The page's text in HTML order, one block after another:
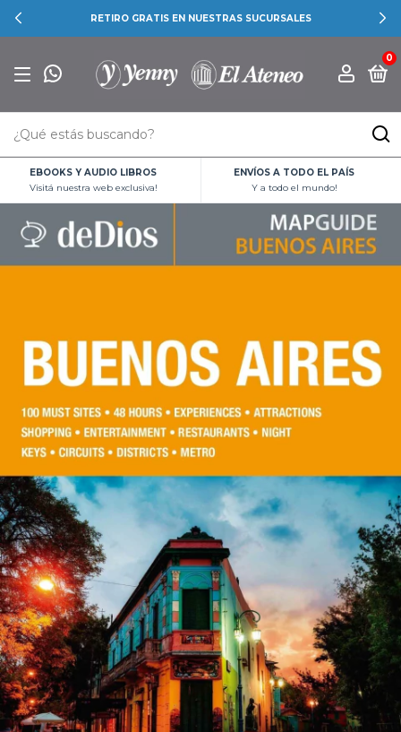
RETIRO GRATIS EN NUESTRAS SUCURSALES
0
EBOOKS Y AUDIO LIBROS
Visitá nuestra web exclusiva!
ENVÍOS A TODO EL PAÍS
Y a todo el mundo!